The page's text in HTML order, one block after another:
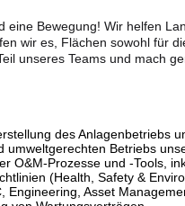
Bewegung! Wir helfen
wir es, Flächen sowohl für
unseres Teams und mach
des Anlagenbetriebs
Betriebs
O&M-Prozesse und -Tools,
(Health, Safety &
Engineering, Asset